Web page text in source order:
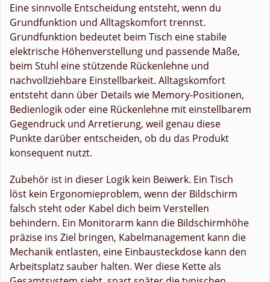
Eine sinnvolle Entscheidung entsteht, wenn du
Grundfunktion und Alltagskomfort trennst.
Grundfunktion bedeutet beim Tisch eine stabile
elektrische Höhenverstellung und passende Maße,
beim Stuhl eine stützende Rückenlehne und
nachvollziehbare Einstellbarkeit. Alltagskomfort
entsteht dann über Details wie Memory-Positionen,
Bedienlogik oder eine Rückenlehne mit einstellbarem
Gegendruck und Arretierung, weil genau diese
Punkte darüber entscheiden, ob du das Produkt
konsequent nutzt.
Zubehör ist in dieser Logik kein Beiwerk. Ein Tisch
löst kein Ergonomieproblem, wenn der Bildschirm
falsch steht oder Kabel dich beim Verstellen
behindern. Ein Monitorarm kann die Bildschirmhöhe
präzise ins Ziel bringen, Kabelmanagement kann die
Mechanik entlasten, eine Einbausteckdose kann den
Arbeitsplatz sauber halten. Wer diese Kette als